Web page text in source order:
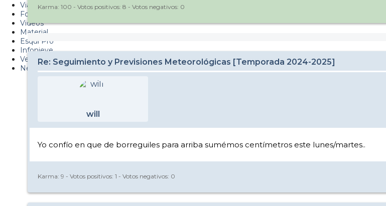
Viajes
Fotos
Videos
Material
Esquí Pro
Infonieve
Verano
Nevalog
Karma: 100 - Votos positivos: 8 - Votos negativos: 0
Re: Seguimiento y Previsiones Meteorológicas [Temporada 2024-2025]
will
Yo confío en que de borreguiles para arriba sumémos centímetros este lunes/martes..
Karma: 9 - Votos positivos: 1 - Votos negativos: 0